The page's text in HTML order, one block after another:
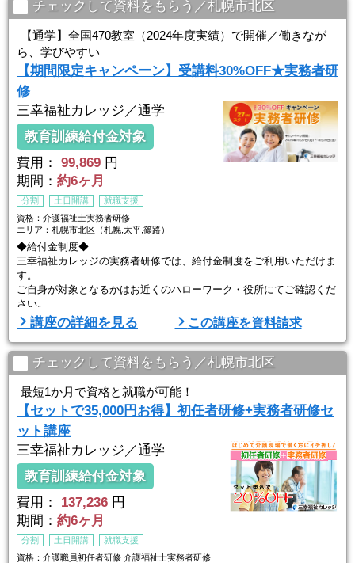
チェックして資料をもらう／札幌市北区
【通学】全国470教室（2024年度実績）で開催／働きなが
ら、学びやすい
【期間限定キャンペーン】受講料30%OFF★実務者研
修
三幸福祉カレッジ／通学
教育訓練給付金対象
費用：
99,869 円
期間： 約6ヶ月
分割 土日開講
就職支援
資格：介護福祉士実務者研修
エリア：札幌市北区（札幌,太平,篠路）
◆給付金制度◆
三幸福祉カレッジの実務者研修では、給付金制度をご利用いただけま
す。
ご自身が対象となるかはお近くのハローワーク・役所にてご確認くだ
さい。
【専門実践教育訓練給付金】
対象資格：無資格・初任者研修修了者・ホームヘルパー2級修了者
給付内容：
①受講修了後に受講料の50％給付
②受講修了後1年以内に就職・介護福祉士国家試験合格で、さらに2
0％給付
③訓練前後で賃金が5%以上上昇した場合、さらに10%（合わせて最
大80%）給付
■─■────────
三幸福祉カレッジが選ばれる ...
講座の詳細を見る この講座を資料請求
チェックして資料をもらう／札幌市北区
最短1か月で資格と就職が可能！
【セットで35,000円お得】初任者研修+実務者研修セ
ット講座
三幸福祉カレッジ／通学
教育訓練給付金対象
費用：
137,236 円
期間： 約6ヶ月
分割 土日開講
就職支援
資格：介護職員初任者研修 介護福祉士実務者研修